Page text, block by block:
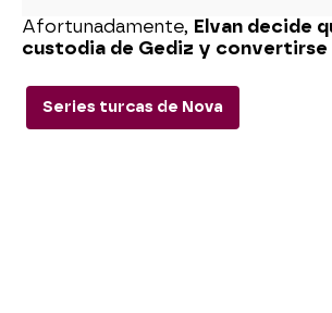
Afortunadamente, Elvan decide
custodia de Gediz y convertirse
Series turcas de Nova